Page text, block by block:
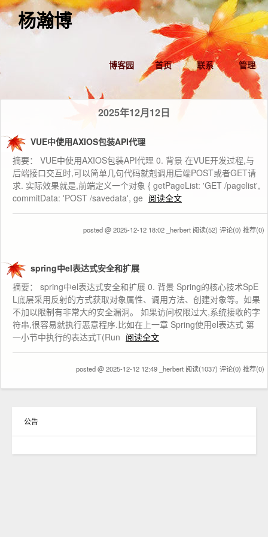
杨瀚博
博客园 首页 联系 管理
2025年12月12日
VUE中使用AXIOS包装API代理
摘要： VUE中使用AXIOS包装API代理 0. 背景 在VUE开发过程,与
后端接口交互时,可以简单几句代码就剋调用后端POST或者GET请
求. 实际效果就是,前端定义一个对象 { getPageList: 'GET /pagelist',
commitData: 'POST /savedata', ge 阅读全文
posted @ 2025-12-12 18:02 _herbert 阅读(52) 评论(0) 推荐(0)
spring中el表达式安全和扩展
摘要： spring中el表达式安全和扩展 0. 背景 Spring的核心技术SpE
L底层采用反射的方式获取对象属性、调用方法、创建对象等。如果
不加以限制有非常大的安全漏洞。 如果访问权限过大,系统接收的字
符串,很容易就执行恶意程序.比如在上一章 Spring使用el表达式 第
一小节中执行的表达式T(Run 阅读全文
posted @ 2025-12-12 12:49 _herbert 阅读(1037) 评论(0) 推荐(0)
公告